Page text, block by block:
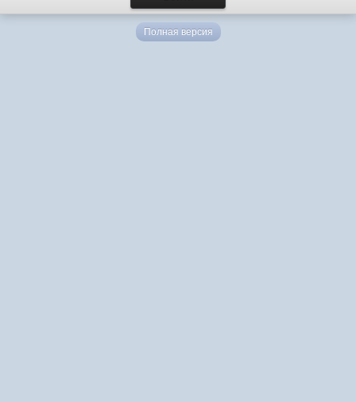
Полная версия